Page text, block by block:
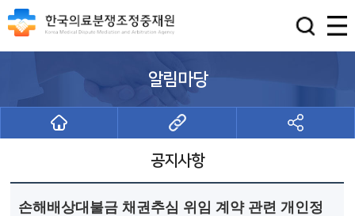
알림마당
공지사항
손해배상대불금 채권추심 위임 계약 관련 개인정